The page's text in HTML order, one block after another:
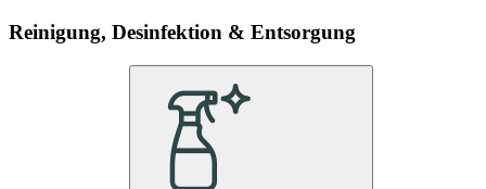
Reinigung, Desinfektion & Entsorgung